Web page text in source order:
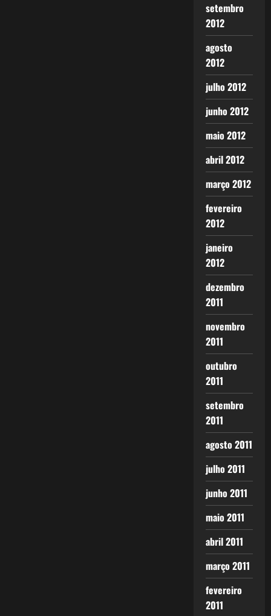
setembro
2012
agosto
2012
julho 2012
junho 2012
maio 2012
abril 2012
março 2012
fevereiro
2012
janeiro
2012
dezembro
2011
novembro
2011
outubro
2011
setembro
2011
agosto 2011
julho 2011
junho 2011
maio 2011
abril 2011
março 2011
fevereiro
2011